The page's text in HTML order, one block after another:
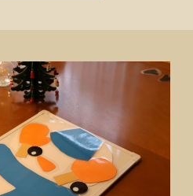
方もおられました。ご入居
したが、皆さん息を合わせ
ツカツ』とリズムを合わせ
本が誇る素晴らしい伝統芸
となりました。